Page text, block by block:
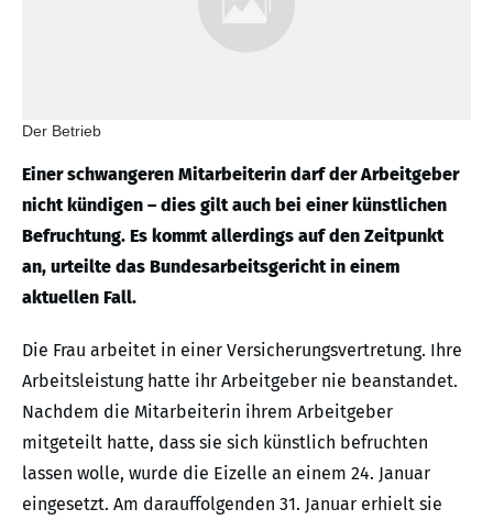
Der Betrieb
Einer schwangeren Mitarbeiterin darf der Arbeitgeber
nicht kündigen – dies gilt auch bei einer künstlichen
Befruchtung. Es kommt allerdings auf den Zeitpunkt
an, urteilte das Bundesarbeitsgericht in einem
aktuellen Fall.
Die Frau arbeitet in einer Versicherungsvertretung. Ihre
Arbeitsleistung hatte ihr Arbeitgeber nie beanstandet.
Nachdem die Mitarbeiterin ihrem Arbeitgeber
mitgeteilt hatte, dass sie sich künstlich befruchten
lassen wolle, wurde die Eizelle an einem 24. Januar
eingesetzt. Am darauffolgenden 31. Januar erhielt sie